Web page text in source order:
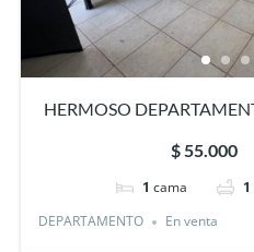
HERMOSO
RIO
$ 55.000
1 cama 1
DEPARTAMENTO
En venta